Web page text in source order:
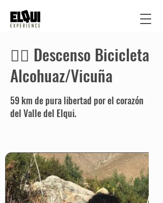
🚴‍♂️ Descenso Bicicleta
Alcohuaz/Vicuña
59 km de pura libertad por el corazón
del Valle del Elqui.